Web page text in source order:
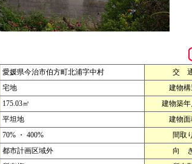
愛媛県今治市伯方町北浦字中村 交
宅地 建物構
175.03㎡ 建物築年
平坦地 建物
70% ・ 400% 間取り
都市計画区域外
向